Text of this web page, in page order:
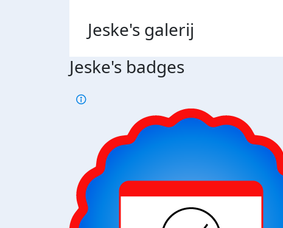
Jeske's galerij
Jeske's badges